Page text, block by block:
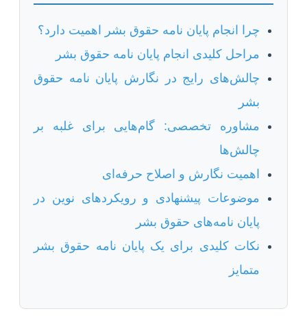
چرا انجام پایان نامه حقوق بشر اهمیت دارد؟
مراحل کلیدی انجام پایان نامه حقوق بشر
چالش‌های رایج در نگارش پایان نامه حقوق
بشر
مشاوره تخصصی: گام‌هایی برای غلبه بر
چالش‌ها
اهمیت نگارش و اصلاح حرفه‌ای
موضوعات پیشنهادی و رویکردهای نوین در
پایان نامه‌های حقوق بشر
نکات کلیدی برای یک پایان نامه حقوق بشر
متمایز